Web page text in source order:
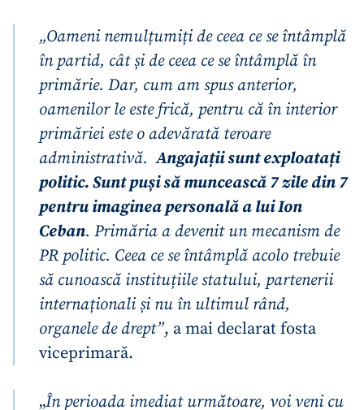
„Oameni nemulțumiți de ceea ce se întâmplă
în partid, cât și de ceea ce se întâmplă în
primărie. Dar, cum am spus anterior,
oamenilor le este frică, pentru că în interior
primăriei este o adevărată teroare
administrativă.Angajații sunt exploatați
politic. Sunt puși să muncească 7 zile din 7
pentru imaginea personală a lui Ion
Ceban. Primăria a devenit un mecanism de
PR politic. Ceea ce se întâmplă acolo trebuie
să cunoască instituțiile statului, partenerii
internaționali și nu în ultimul rând,
organele de drept”, a mai declarat fosta
viceprimară.
„În perioada imediat următoare, voi veni cu